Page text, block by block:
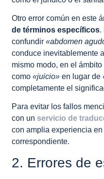
Otro error común en este
de términos específicos.
confundir «abdomen
conduce inevitablemente
mismo modo, en el
como «juicio» en lugar de
completamente el
Para evitar los fallos
con un servicio de
con amplia experiencia
correspondiente.
2. Errores de